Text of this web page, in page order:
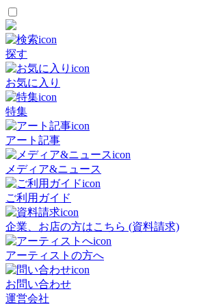
探す
お気に入り
特集
アート記事
メディア&ニュース
ご利用ガイド
企業、お店の方はこちら (資料請求)
アーティストの方へ
お問い合わせ
運営会社